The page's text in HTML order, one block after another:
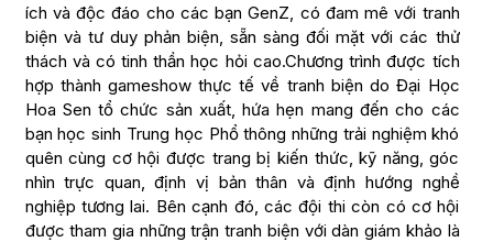
ích và độc đáo cho các bạn GenZ, có đam mê với tranh
biện và tư duy phản biện, sẵn sàng đối mặt với các thử
thách và có tinh thần học hỏi cao.Chương trình được tích
hợp thành gameshow thực tế về tranh biện do Đại Học
Hoa Sen tổ chức sản xuất, hứa hẹn mang đến cho các
bạn học sinh Trung học Phổ thông những trải nghiệm khó
quên cùng cơ hội được trang bị kiến thức, kỹ năng, góc
nhìn trực quan, định vị bản thân và định hướng nghề
nghiệp tương lai. Bên cạnh đó, các đội thi còn có cơ hội
được tham gia những trận tranh biện với dàn giám khảo là